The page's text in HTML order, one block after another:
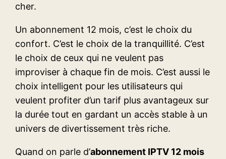
cher.
Un abonnement 12 mois, c’est le choix du
confort. C’est le choix de la tranquillité. C’est
le choix de ceux qui ne veulent pas
improviser à chaque fin de mois. C’est aussi le
choix intelligent pour les utilisateurs qui
veulent profiter d’un tarif plus avantageux sur
la durée tout en gardant un accès stable à un
univers de divertissement très riche.
Quand on parle d’abonnement IPTV 12 mois